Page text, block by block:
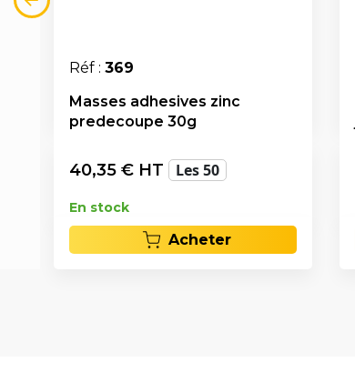
Réf : 369
Masses adhesives zinc
predecoupe 30g
40,35 € HT Les 50
En stock
Acheter